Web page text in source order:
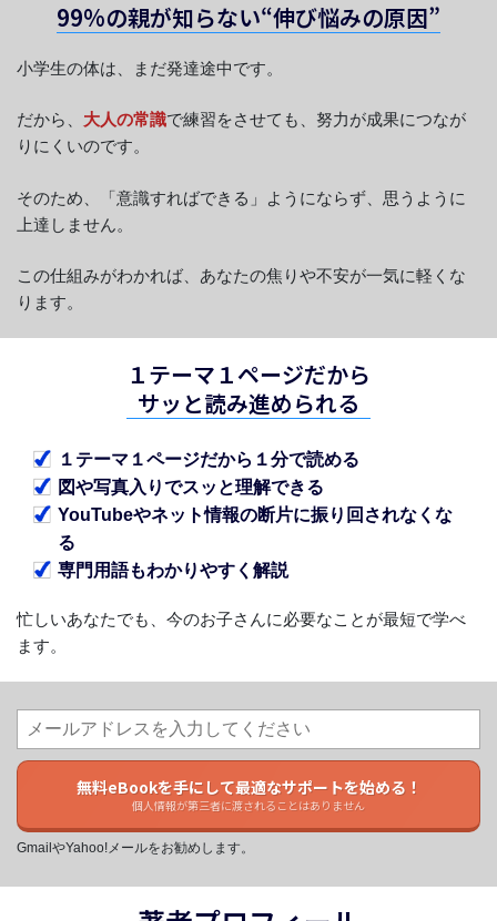
99%の親が知らない“伸び悩みの原因”
小学生の体は、まだ発達途中です。
だから、 大人の常識で練習をさせても、努力が成果につなが
りにくいのです。
そのため、「意識すればできる」ようにならず、思うように
上達しません。
この仕組みがわかれば、あなたの焦りや不安が一気に軽くな
ります。
１テーマ１ページだから
サッと読み進められる
１テーマ１ページだから１分で読める
図や写真入りでスッと理解できる
YouTubeやネット情報の断片に振り回されなくな
る
専門用語もわかりやすく解説
忙しいあなたでも、今のお子さんに必要なことが最短で学べ
ます。
無料eBookを手にして最適なサポートを始める！
個人情報が第三者に渡されることはありません
GmailやYahoo!メールをお勧めします。